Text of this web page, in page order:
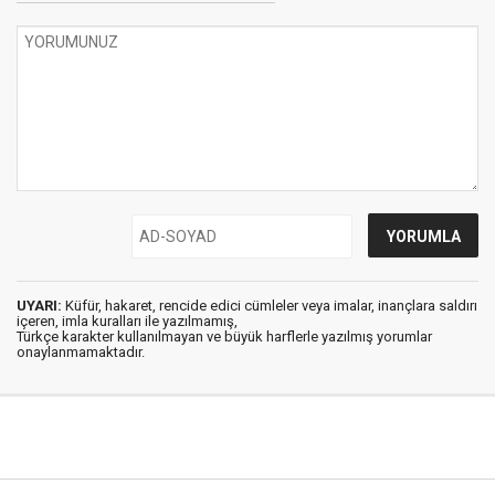
UYARI: Küfür, hakaret, rencide edici cümleler veya imalar, inançlara saldırı
içeren, imla kuralları ile yazılmamış,
Türkçe karakter kullanılmayan ve büyük harflerle yazılmış yorumlar
onaylanmamaktadır.